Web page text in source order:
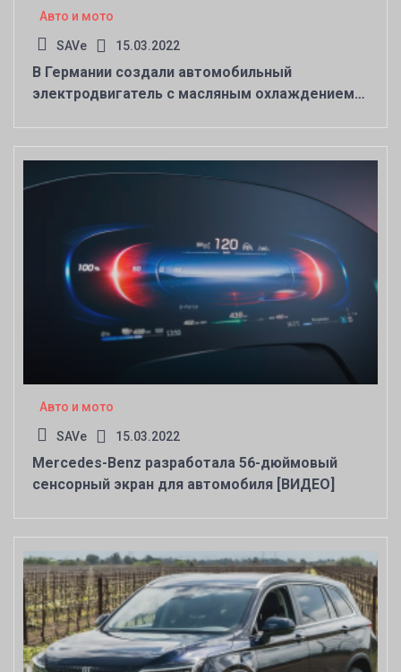
Авто и мото
SAVe 15.03.2022
В Германии создали автомобильный
электродвигатель с масляным охлаждением
Авто и мото
SAVe 15.03.2022
Mercedes-Benz разработала 56-дюймовый
сенсорный экран для автомобиля [ВИДЕО]